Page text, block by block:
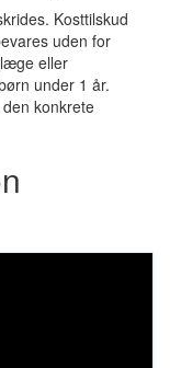
Kosttilskud
uden for
eller
under 1 år.
konkrete